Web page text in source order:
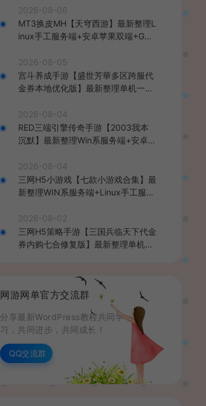
2026-08-06
MT3换皮MH【天穹西游】最新整理L
inux手工服务端+安卓苹果双端+GM
教程
2026-08-05
宫斗养成手游【盛世芳華多区跨服代
金券本地优化版】最新整理单机一键
后台+安卓+详细搭建教程
2026-08-04
RED三端引擎传奇手游【2003我本
沉默】最新整理Win系服务端+安卓苹
2026-08-04
三网H5小游戏【七款小游戏合集】最
新整理WIN系服务端+Linux手工服务
2026-08-02
三网H5策略手游【三国兵临天下代金
券内购七合修复版】最新整理单机一
端+详细搭建教程+视频教程
网游网单官方交流群
分享最新WordPress教程共同学
习，共同进步，共同成长！
QQ交流群